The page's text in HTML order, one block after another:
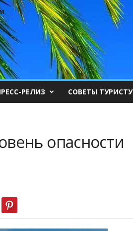
РЕЛИЗ СОВЕТЫ ТУРИСТУ
опасности